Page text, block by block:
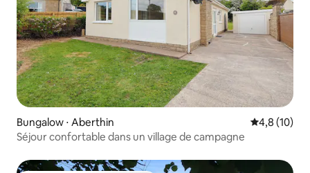
Bungalow ⋅ Aberthin Évaluation
4,8 (10)
Séjour confortable dans un village de campagne